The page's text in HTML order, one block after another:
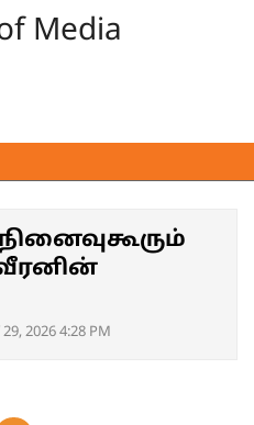
வீரனின்
29, 2026 4:28 PM